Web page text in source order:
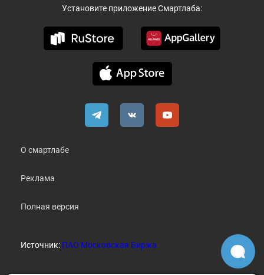
Установите приложение Смартлаба:
О смартлабе
Реклама
Полная версия
Источник: ПАО Московская Биржа